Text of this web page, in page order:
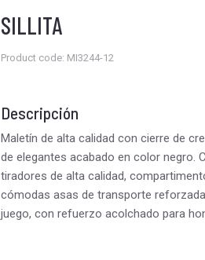
SILLITA
Product code: MI3244-12
Descripción
Maletín de alta calidad con cierre de
de elegantes acabado en color negro.
tiradores de alta calidad,
cómodas asas de transporte
juego, con refuerzo acolchado para